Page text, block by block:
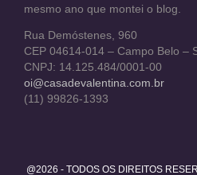
mesmo ano que montei o blog.
Rua Demóstenes, 960
CEP 04614-014 – Campo Belo –
CNPJ: 14.125.484/0001-00
oi@casadevalentina.com.br
(11) 99826-1393
@2026 - TODOS OS DIREITOS